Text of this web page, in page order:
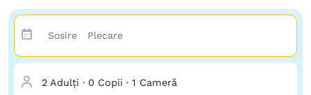
2 Adulți · 0 Copii · 1 Cameră